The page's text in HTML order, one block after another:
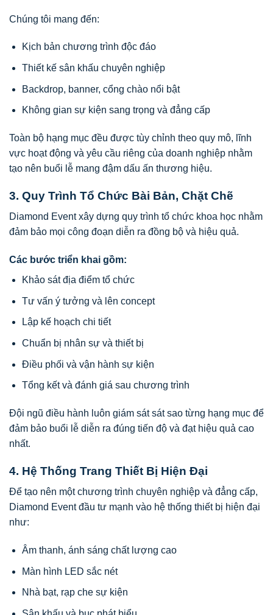
Chúng tôi mang đến:
Kịch bản chương trình độc đáo
Thiết kế sân khấu chuyên nghiệp
Backdrop, banner, cổng chào nổi bật
Không gian sự kiện sang trọng và đẳng cấp
Toàn bộ hạng mục đều được tùy chỉnh theo quy mô, lĩnh
vực hoạt động và yêu cầu riêng của doanh nghiệp nhằm
tạo nên buổi lễ mang đậm dấu ấn thương hiệu.
3. Quy Trình Tổ Chức Bài Bản, Chặt Chẽ
Diamond Event xây dựng quy trình tổ chức khoa học nhằm
đảm bảo mọi công đoạn diễn ra đồng bộ và hiệu quả.
Các bước triển khai gồm:
Khảo sát địa điểm tổ chức
Tư vấn ý tưởng và lên concept
Lập kế hoạch chi tiết
Chuẩn bị nhân sự và thiết bị
Điều phối và vận hành sự kiện
Tổng kết và đánh giá sau chương trình
Đội ngũ điều hành luôn giám sát sát sao từng hạng mục để
đảm bảo buổi lễ diễn ra đúng tiến độ và đạt hiệu quả cao
nhất.
4. Hệ Thống Trang Thiết Bị Hiện Đại
Để tạo nên một chương trình chuyên nghiệp và đẳng cấp,
Diamond Event đầu tư mạnh vào hệ thống thiết bị hiện đại
như:
Âm thanh, ánh sáng chất lượng cao
Màn hình LED sắc nét
Nhà bạt, rạp che sự kiện